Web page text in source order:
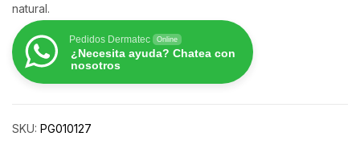
natural.
Pedidos Dermatec Online
¿Necesita ayuda? Chatea con
nosotros
SKU: PG010127